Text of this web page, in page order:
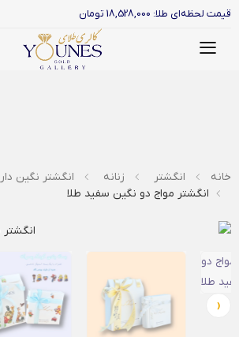
قیمت لحظه‌ای طلا: 18,528,000 تومان
خانه انگشتر زنانه
انگشتر نگین دار
انگشتر مواج دو نگین سفید طلا
‹